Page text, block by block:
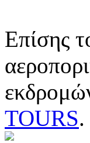
Επίσης
TOURS.